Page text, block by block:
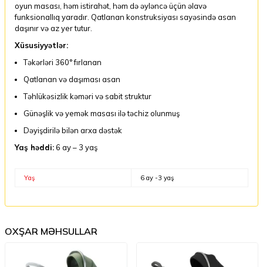
oyun masası, həm istirahət, həm də əyləncə üçün əlavə
funksionallıq yaradır. Qatlanan konstruksiyası sayəsində asan
daşınır və az yer tutur.
Xüsusiyyətlər:
Təkərləri 360° fırlanan
Qatlanan və daşıması asan
Təhlükəsizlik kəməri və sabit struktur
Günəşlik və yemək masası ilə təchiz olunmuş
Dəyişdirilə bilən arxa dəstək
Yaş həddi: 6 ay – 3 yaş
Yaş 6 ay -3 yaş
OXŞAR MƏHSULLAR